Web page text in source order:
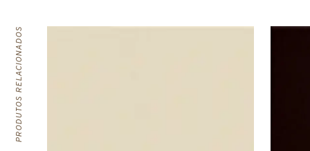
PRODUTOS RELACIONADOS